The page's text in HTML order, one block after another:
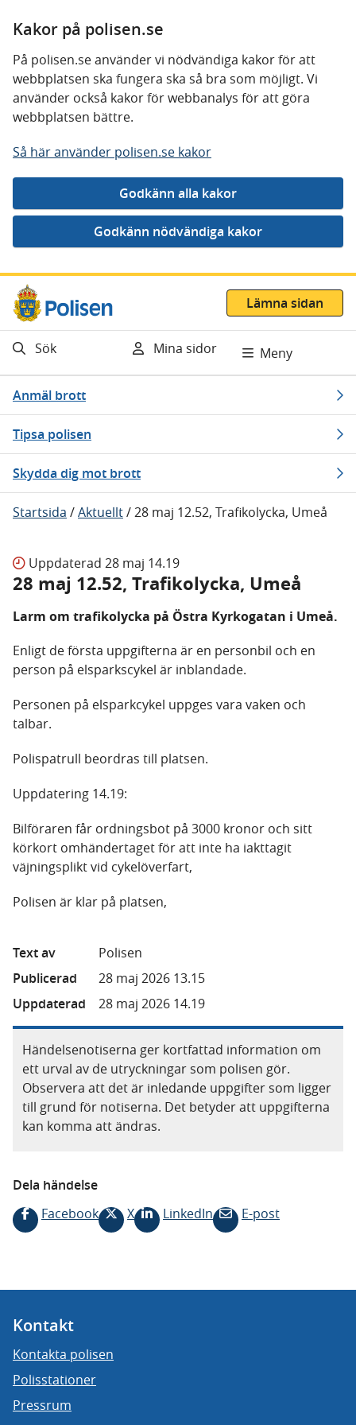
Kakor på polisen.se
På polisen.se använder vi nödvändiga kakor för att
webbplatsen ska fungera ska så bra som möjligt. Vi
använder också kakor för webbanalys för att göra
webbplatsen bättre.
Så här använder polisen.se kakor
Gå direkt till innehåll
Lämna sidan
Sök Mina sidor Meny
Anmäl brott
Tipsa polisen
Skydda dig mot brott
Startsida /Aktuellt/28 maj 12.52, Trafikolycka, Umeå
Uppdaterad 28 maj 14.19
28 maj 12.52, Trafikolycka, Umeå
Larm om trafikolycka på Östra Kyrkogatan i Umeå.
Enligt de första uppgifterna är en personbil och en
person på elsparkscykel är inblandade.
Personen på elsparkcykel uppges vara vaken och
talbar.
Polispatrull beordras till platsen.
Uppdatering 14.19:
Bilföraren får ordningsbot på 3000 kronor och sitt
körkort omhändertaget för att inte ha iakttagit
väjningsplikt vid cykelöverfart,
Polisen är klar på platsen,
Text av
Polisen
Publicerad
28 maj 2026 13.15
Uppdaterad
28 maj 2026 14.19
Händelsenotiserna ger kortfattad information om
ett urval av de utryckningar som polisen gör.
Observera att det är inledande uppgifter som ligger
till grund för notiserna. Det betyder att uppgifterna
kan komma att ändras.
Dela händelse
Facebook
X LinkedIn E-post
Kontakt
Kontakta polisen
Polisstationer
Pressrum